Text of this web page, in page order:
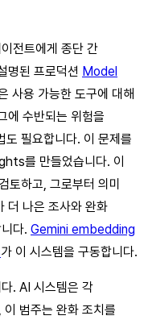
전트에게 종단 간
명된 프로덕션 Model
사용 가능한 도구에 대해
에 수반되는 위험을
도 필요합니다. 이 문제를
를 만들었습니다. 이
토하고, 그로부터 의미
더 나은 조사와 완화
다. Gemini embedding
가 이 시스템을 구동합니다.
. AI 시스템은 각
범주는 완화 조치를